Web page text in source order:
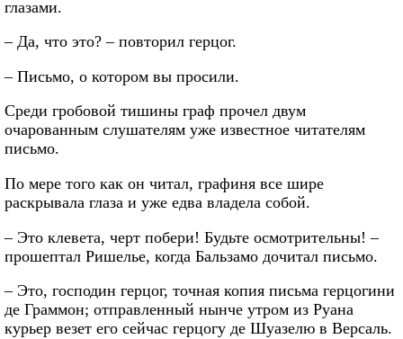
глазами.
– Да, что это? – повторил герцог.
– Письмо, о котором вы просили.
Среди гробовой тишины граф прочел двум
очарованным слушателям уже известное читателям
письмо.
По мере того как он читал, графиня все шире
раскрывала глаза и уже едва владела собой.
– Это клевета, черт побери! Будьте осмотрительны! –
прошептал Ришелье, когда Бальзамо дочитал письмо.
– Это, господин герцог, точная копия письма герцогини
де Граммон; отправленный нынче утром из Руана
курьер везет его сейчас герцогу де Шуазелю в Версаль.